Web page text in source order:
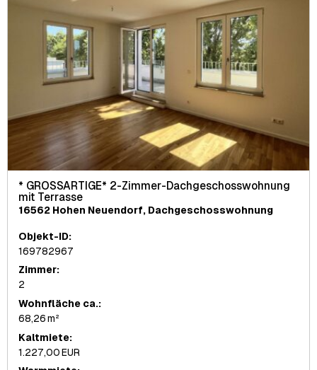
* GROSSARTIGE* 2-Zimmer-Dachgeschosswohnung
mit Terrasse
16562 Hohen Neuendorf, Dachgeschosswohnung
Objekt-ID:
169782967
Zimmer:
2
Wohnfläche ca.:
68,26 m²
Kaltmiete:
1.227,00 EUR